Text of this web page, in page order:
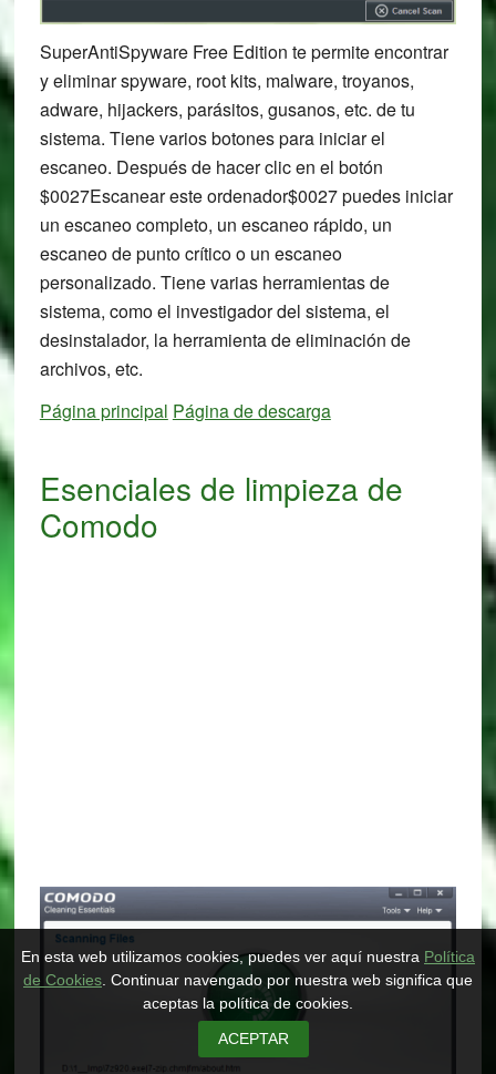
SuperAntiSpyware Free Edition te permite encontrar
y eliminar spyware, root kits, malware, troyanos,
adware, hijackers, parásitos, gusanos, etc. de tu
sistema. Tiene varios botones para iniciar el
escaneo. Después de hacer clic en el botón
$0027Escanear este ordenador$0027 puedes iniciar
un escaneo completo, un escaneo rápido, un
escaneo de punto crítico o un escaneo
personalizado. Tiene varias herramientas de
sistema, como el investigador del sistema, el
desinstalador, la herramienta de eliminación de
archivos, etc.
Página principal Página de descarga
Esenciales de limpieza de
Comodo
En esta web utilizamos cookies, puedes ver aquí nuestra Política
de Cookies. Continuar navengado por nuestra web significa que
aceptas la política de cookies.
ACEPTAR